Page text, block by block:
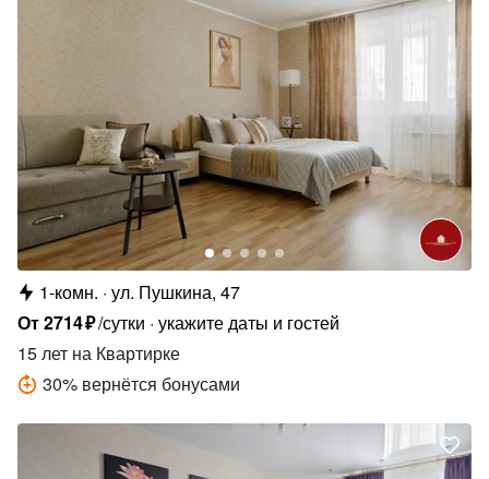
1-комн. ул. Пушкина, 47
От2714₽/сутки укажите даты и гостей
15 лет на Квартирке
30% вернётся бонусами